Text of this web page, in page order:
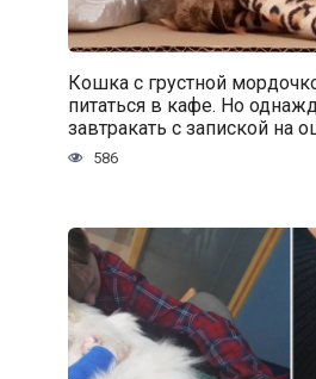
Кошка с грустной
питаться в кафе. Но
завтракать с запиской на
586